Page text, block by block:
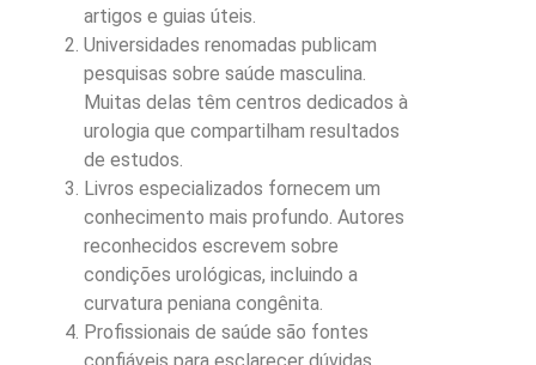
artigos e guias úteis.
Universidades renomadas publicam
pesquisas sobre saúde masculina.
Muitas delas têm centros dedicados à
urologia que compartilham resultados
de estudos.
Livros especializados fornecem um
conhecimento mais profundo. Autores
reconhecidos escrevem sobre
condições urológicas, incluindo a
curvatura peniana congênita.
Profissionais de saúde são fontes
confiáveis para esclarecer dúvidas.